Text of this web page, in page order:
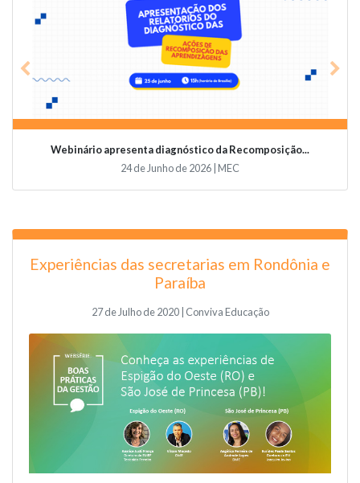
Webinário apresenta diagnóstico da Recomposição...
24 de Junho de 2026 | MEC
Previous
Experiências das secretarias em Rondônia e
Paraíba
27 de Julho de 2020 | Conviva Educação